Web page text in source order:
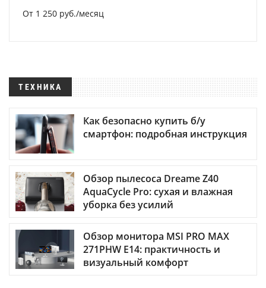
От 1 250 руб./месяц
ТЕХНИКА
Как безопасно купить б/у
смартфон: подробная инструкция
Обзор пылесоса Dreame Z40
AquaCycle Pro: сухая и влажная
уборка без усилий
Обзор монитора MSI PRO MAX
271PHW E14: практичность и
визуальный комфорт